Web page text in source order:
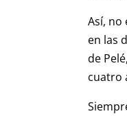
Así, no
en las
de
cuatro